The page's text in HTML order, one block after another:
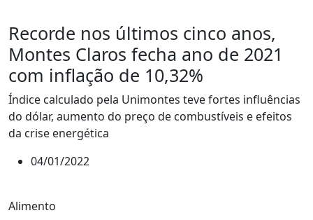
Recorde nos últimos cinco anos,
Montes Claros fecha ano de 2021
com inflação de 10,32%
Índice calculado pela Unimontes teve fortes influências
do dólar, aumento do preço de combustíveis e efeitos
da crise energética
04/01/2022
Alimento